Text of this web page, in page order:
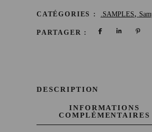
CATÉGORIES : .SAMPLES,
PARTAGER :
DESCRIPTION
INFORMATIONS
COMPLÉMENTAIRES